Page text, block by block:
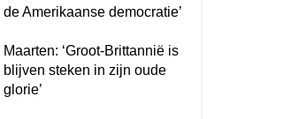
de Amerikaanse democratie’
Maarten: ‘Groot-Brittannië is
blijven steken in zijn oude
glorie’